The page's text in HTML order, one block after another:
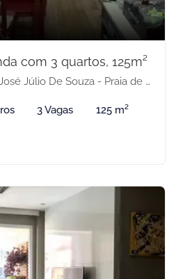
com 3 quartos, 125m²
Souza - Praia de Itaparica, Vila Velha-ES
3 Vagas 125 m²